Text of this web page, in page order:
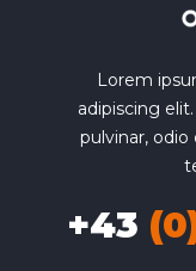
Lorem
adipiscing
pulvinar, odio
+43